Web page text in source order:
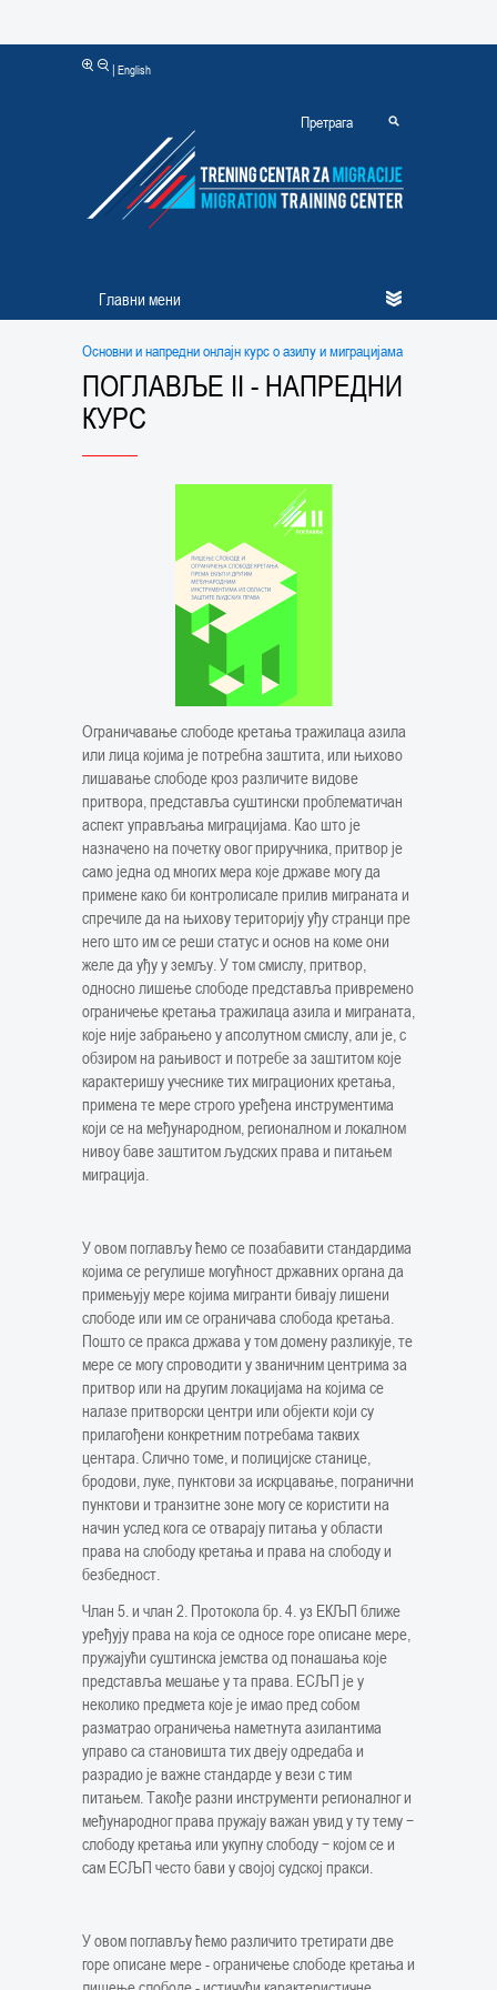
| English
Главни мени
Основни и напредни онлајн курс о азилу и миграцијама
ПОГЛАВЉЕ II - НАПРЕДНИ
КУРС
Ограничавање слободе кретања тражилаца азила
или лица којима је потребна заштита, или њихово
лишавање слободе кроз различите видове
притвора, представља суштински проблематичан
аспект управљања миграцијама. Као што је
назначено на почетку овог приручника, притвор је
само једна од многих мера које државе могу да
примене како би контролисале прилив миграната и
спречиле да на њихову територију уђу странци пре
него што им се реши статус и основ на коме они
желе да уђу у земљу. У том смислу, притвор,
односно лишење слободе представља привремено
ограничење кретања тражилаца азила и миграната,
које није забрањено у апсолутном смислу, али је, с
обзиром на рањивост и потребе за заштитом које
карактеришу учеснике тих миграционих кретања,
примена те мере строго уређена инструментима
који се на међународном, регионалном и локалном
нивоу баве заштитом људских права и питањем
миграција.
У овом поглављу ћемо се позабавити стандардима
којима се регулише могућност државних органа да
примењују мере којима мигранти бивају лишени
слободе или им се ограничава слобода кретања.
Пошто се пракса држава у том домену разликује, те
мере се могу спроводити у званичним центрима за
притвор или на другим локацијама на којима се
налазе притворски центри или објекти који су
прилагођени конкретним потребама таквих
центара. Слично томе, и полицијске станице,
бродови, луке, пунктови за искрцавање, погранични
пунктови и транзитне зоне могу се користити на
начин услед кога се отварају питања у области
права на слободу кретања и права на слободу и
безбедност.
Члан 5. и члан 2. Протокола бр. 4. уз ЕКЉП ближе
уређују права на која се односе горе описане мере,
пружајући суштинска јемства од понашања које
представља мешање у та права. ЕСЉП је у
неколико предмета које је имао пред собом
разматрао ограничења наметнута азилантима
управо са становишта тих двеју одредаба и
разрадио је важне стандарде у вези с тим
питањем. Такође разни инструменти регионалног и
међународног права пружају важан увид у ту тему −
слободу кретања или укупну слободу − којом се и
сам ЕСЉП често бави у својој судској пракси.
У овом поглављу ћемо различито третирати две
горе описане мере - ограничење слободе кретања и